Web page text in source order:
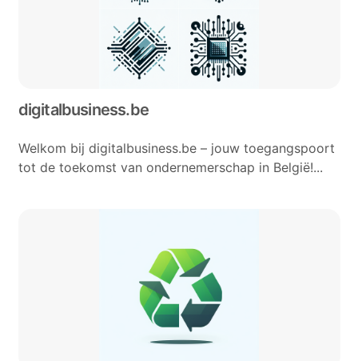
digitalbusiness.be
Welkom bij digitalbusiness.be – jouw toegangspoort
tot de toekomst van ondernemerschap in België!...